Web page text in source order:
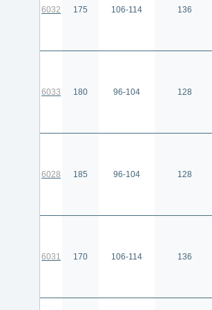
6032 175 106-114 136
6033 180 96-104 128
6028 185 96-104 128
6031 170 106-114 136